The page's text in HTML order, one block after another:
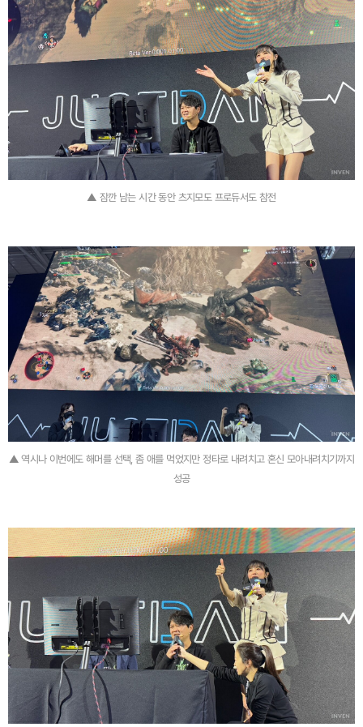
▲ 잠깐 남는 시간 동안 츠지모도 프로듀서도 참전
▲ 역시나 이번에도 해머를 선택, 좀 애를 먹었지만 정타로 내려치고 혼신 모아내려치기까지
성공